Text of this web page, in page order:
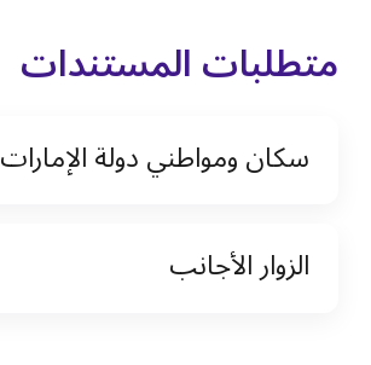
متطلبات المستندات
سكان ومواطني دولة الإمارات
نسخة من تأشيرة الاقامة
الزوار الأجانب